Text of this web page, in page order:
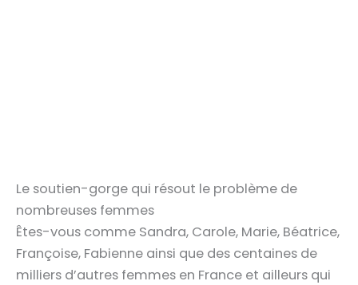
Le soutien-gorge qui résout le problème de
nombreuses femmes
Êtes-vous comme Sandra, Carole, Marie, Béatrice,
Françoise, Fabienne ainsi que des centaines de
milliers d’autres femmes en France et ailleurs qui